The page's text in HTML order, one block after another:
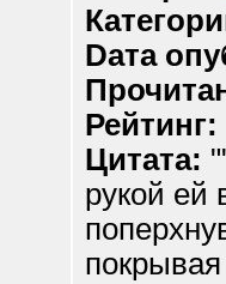
Dата
Рейтинг:
Цитата:
рукой ей